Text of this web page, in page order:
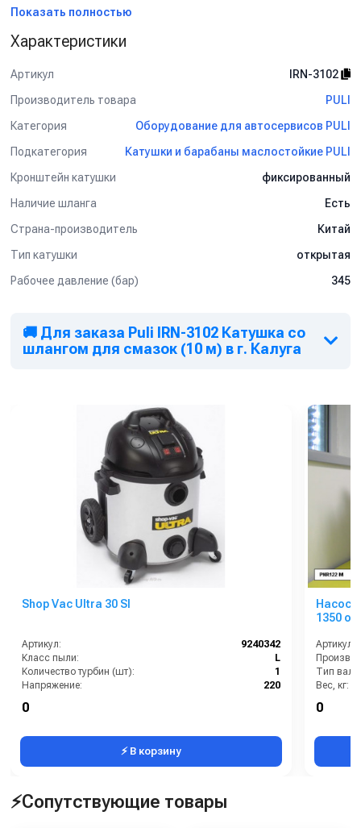
Применение:
станции техобслуживания.
Показать полностью
Характеристики
Артикул
IRN-3102
Производитель товара
PULI
Категория
Оборудование для автосервисов PULI
Подкатегория
Катушки и барабаны маслостойкие PULI
Кронштейн катушки
фиксированный
Наличие шланга
Есть
Страна-производитель
Китай
Тип катушки
открытая
Рабочее давление (бар)
345
🚚 Для заказа Puli IRN-3102 Катушка со
шлангом для смазок (10 м) в г. Калуга
Shop Vac Ultra 30 SI
Артикул:
9240342
Класс пыли:
L
Количество турбин (шт):
1
Напряжение:
220
0
⚡ В корзину
Насос
1350
Артикул:
Тип вала:
Вес, кг:
Расход
0
⚡Сопутствующие товары